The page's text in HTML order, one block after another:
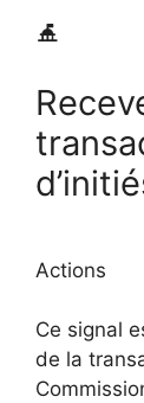
Actions
Ce signal
de la